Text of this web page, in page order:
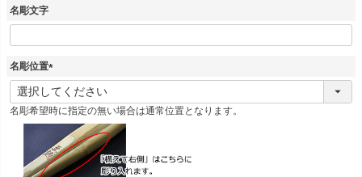
名彫文字
名彫位置
(
必
須
)
名彫希望時に指定の無い場合は通常位置となります。